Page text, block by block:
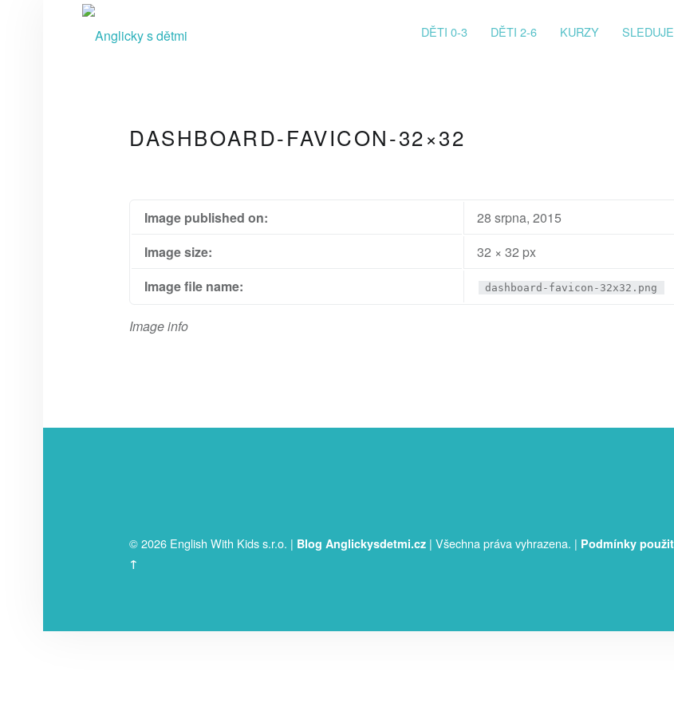
C
K
D
Ě
T
M
I
DĚTI 0-3 DĚTI 2-6 KURZY
DASHBOARD-FAVICON-32×32
Image info
Image published on:
28 srpna, 2015
Image size:
32 × 32 px
Image file name:
dashboard-favicon-32x32.png
© 2026 English With Kids s.r.o. | Blog Anglickysdetmi.cz | Všechna práva vyhrazena. | Podmínky
↑